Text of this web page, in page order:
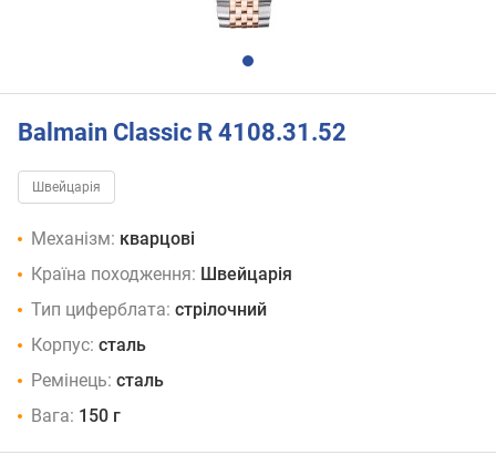
Balmain Classic R 4108.31.52
Швейцарія
Механізм: кварцові
Країна походження: Швейцарія
Тип циферблата: стрілочний
Корпус: сталь
Ремінець: сталь
Вага: 150 г